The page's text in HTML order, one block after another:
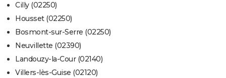
Cilly (02250)
Housset (02250)
Bosmont-sur-Serre (02250)
Neuvillette (02390)
Landouzy-la-Cour (02140)
Villers-lès-Guise (02120)